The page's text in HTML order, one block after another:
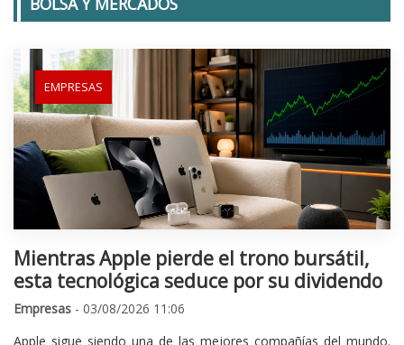
EMPRESAS
Mientras Apple pierde el trono bursátil,
esta tecnológica seduce por su dividendo
Empresas - 03/08/2026 11:06
Apple sigue siendo una de las mejores compañías del mundo.